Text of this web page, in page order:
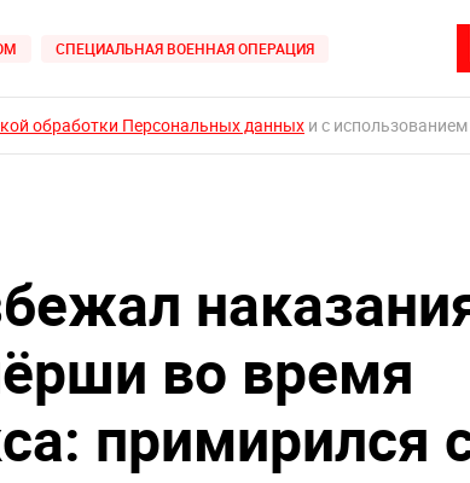
СПЕЦИАЛЬНАЯ ВОЕННАЯ ОПЕРАЦИЯ
обработки Персональных данных и с
во время
примирился